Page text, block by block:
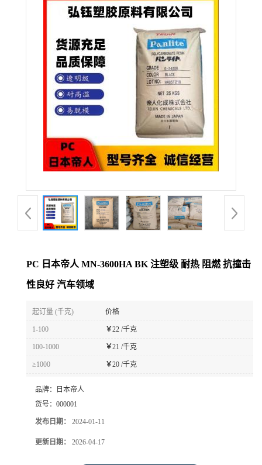
品
展
证
PC 日本帝人 MN-3600HA BK 注塑级 耐热 阻燃 抗撞击
性良好 汽车领域
起订量 (千克) 价格
1-100 ￥22 /千克
100-1000 ￥21 /千克
≥1000 ￥20 /千克
品牌：
日本帝人
货号： 000001
发布日期： 2024-01-11
更新日期： 2026-04-17